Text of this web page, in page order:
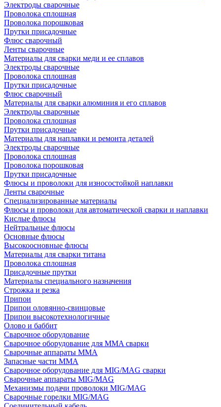
Электроды сварочные
Проволока сплошная
Проволока порошковая
Прутки присадочные
Флюс сварочный
Ленты сварочные
Материалы для сварки меди и ее сплавов
Электроды сварочные
Проволока сплошная
Прутки присадочные
Флюс сварочный
Материалы для сварки алюминия и его сплавов
Электроды сварочные
Проволока сплошная
Прутки присадочные
Материалы для наплавки и ремонта деталей
Электроды сварочные
Проволока сплошная
Проволока порошковая
Прутки присадочные
Флюсы и проволоки для износостойкой наплавки
Ленты сварочные
Специализированные материалы
Флюсы и проволоки для автоматической сварки и наплавки
Кислые флюсы
Нейтральные флюсы
Основные флюсы
Высокоосновные флюсы
Материалы для сварки титана
Проволока сплошная
Присадочные прутки
Материалы специального назначения
Строжка и резка
Припои
Припои оловянно-свинцовые
Припои высокотехнологичные
Олово и баббит
Сварочное оборудование
Сварочное оборудование для MMA сварки
Сварочные аппараты MMA
Запасные части MMA
Сварочное оборудование для MIG/MAG сварки
Сварочные аппараты MIG/MAG
Механизмы подачи проволоки MIG/MAG
Сварочные горелки MIG/MAG